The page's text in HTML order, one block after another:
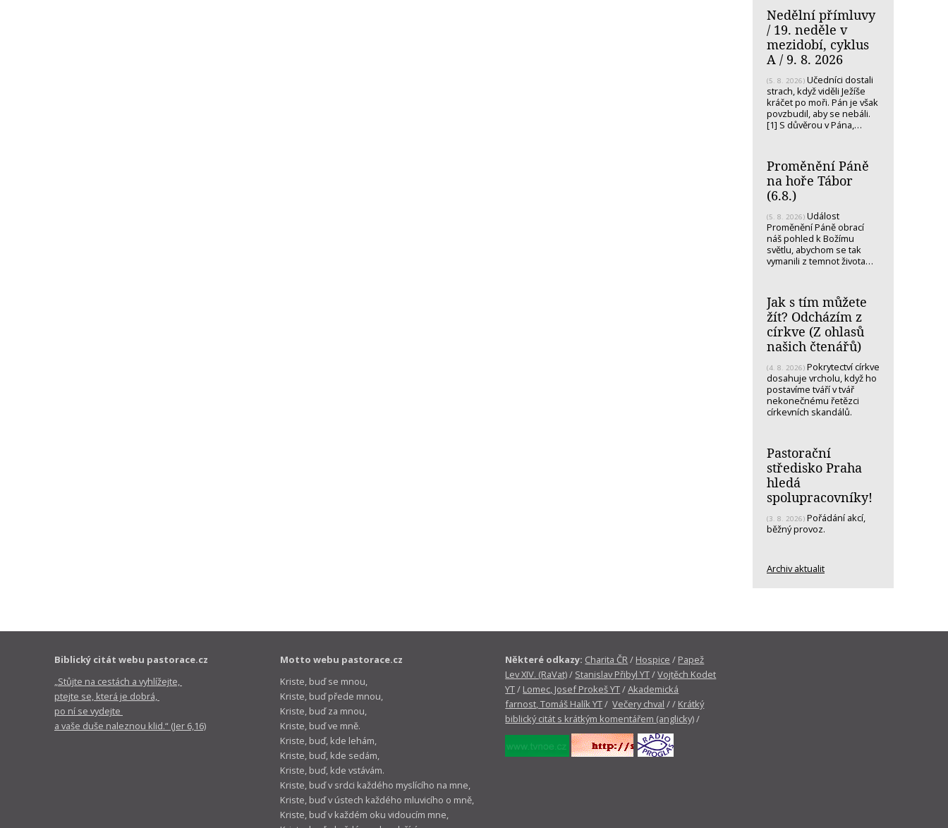
Nedělní přímluvy
/ 19. neděle v
mezidobí, cyklus
A / 9. 8. 2026
(5. 8. 2026) Učedníci dostali
strach, když viděli Ježíše
kráčet po moři. Pán je však
povzbudil, aby se nebáli.
[1] S důvěrou v Pána,…
Proměnění Páně
na hoře Tábor
(6.8.)
(5. 8. 2026) Událost
Proměnění Páně obrací
náš pohled k Božímu
světlu, abychom se tak
vymanili z temnot života…
Jak s tím můžete
žít? Odcházím z
církve (Z ohlasů
našich čtenářů)
(4. 8. 2026) Pokrytectví církve
dosahuje vrcholu, když ho
postavíme tváří v tvář
nekonečnému řetězci
církevních skandálů.
Pastorační
středisko Praha
hledá
spolupracovníky!
(3. 8. 2026) Pořádání akcí,
běžný provoz.
Archiv aktualit
Biblický citát webu pastorace.cz
„Stůjte na cestách a vyhlížejte,
ptejte se, která je dobrá,
po ní se vydejte
a vaše duše naleznou klid.“ (Jer 6,16)
Motto webu pastorace.cz
Kriste, buď se mnou,
Kriste, buď přede mnou,
Kriste, buď za mnou,
Kriste, buď ve mně.
Kriste, buď, kde lehám,
Kriste, buď, kde sedám,
Kriste, buď, kde vstávám.
Kriste, buď v srdci každého myslícího na mne,
Kriste, buď v ústech každého mluvicího o mně,
Kriste, buď v každém oku vidoucím mne,
Některé odkazy: Charita ČR/ Hospice / Papež
Lev XIV. (RaVat)/ Stanislav Přibyl YT/Vojtěch Kodet
YT/ Lomec, Josef Prokeš YT/Akademická
farnost, Tomáš Halík YT/Večery chval / / Krátký
biblický citát s krátkým komentářem (anglicky)/